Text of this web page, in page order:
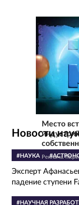
Место
Реклама.
Новости
#НАУКА
Эксперт
падение ступени
#НАУЧНАЯ